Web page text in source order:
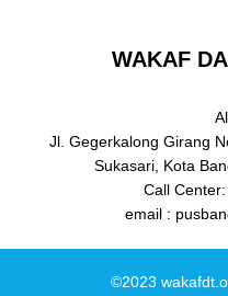
WAKAF
Jl. Gegerkalong Girang
Sukasari, Kota
Call
email :
©2023